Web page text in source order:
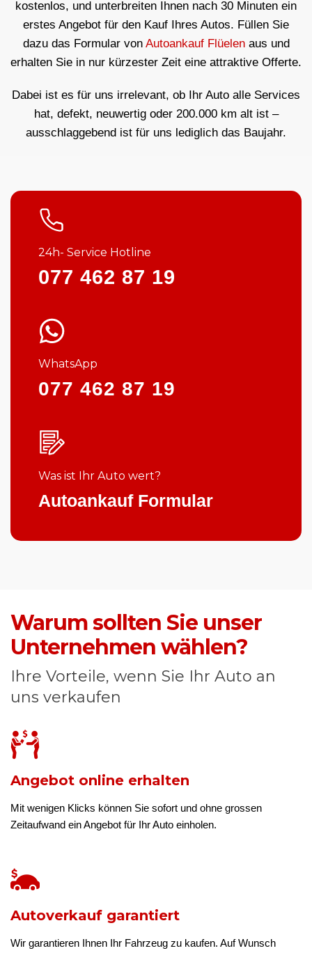
kostenlos, und unterbreiten Ihnen nach 30 Minuten ein
erstes Angebot für den Kauf Ihres Autos. Füllen Sie
dazu das Formular von Autoankauf Flüelenaus und
erhalten Sie in nur kürzester Zeit eine attraktive Offerte.
Dabei ist es für uns irrelevant, ob Ihr Auto alle Services
hat, defekt, neuwertig oder 200.000 km alt ist –
ausschlaggebend ist für uns lediglich das Baujahr.
24h- Service Hotline
077 462 87 19
WhatsApp
077 462 87 19
Was ist Ihr Auto wert?
Autoankauf Formular
Warum sollten Sie unser
Unternehmen wählen?
Ihre Vorteile, wenn Sie Ihr Auto an
uns verkaufen
Angebot online erhalten
Mit wenigen Klicks können Sie sofort und ohne grossen
Zeitaufwand ein Angebot für Ihr Auto einholen.
Autoverkauf garantiert
Wir garantieren Ihnen Ihr Fahrzeug zu kaufen. Auf Wunsch